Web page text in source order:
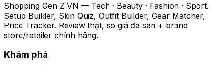
Shopping Gen Z VN — Tech · Beauty · Fashion · Sport.
Setup Builder, Skin Quiz, Outfit Builder, Gear Matcher,
Price Tracker. Review thật, so giá đa sàn + brand
store/retailer chính hãng.
Khám phá